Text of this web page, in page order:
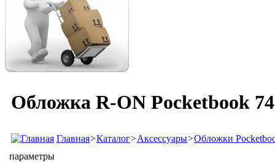
Обложка R-ON Pocketbook
Главная>Каталог>Аксессуары>Обложки
параметры